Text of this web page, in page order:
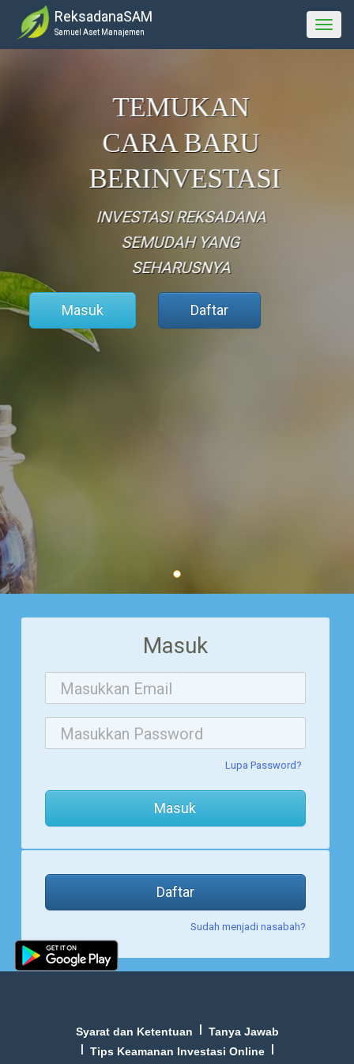
ReksadanaSAM
Samuel Aset Manajemen
TEMUKAN
CARA BARU
BERINVESTASI
INVESTASI REKSADANA
SEMUDAH YANG
SEHARUSNYA
Masuk Daftar
Masuk
Lupa Password?
Masuk
Daftar
Sudah menjadi nasabah?
Syarat dan Ketentuan | Tanya Jawab
| Tips Keamanan Investasi Online |